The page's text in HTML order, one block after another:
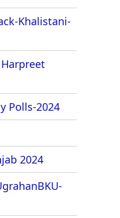
Khalistani-
Polls-2024
2024